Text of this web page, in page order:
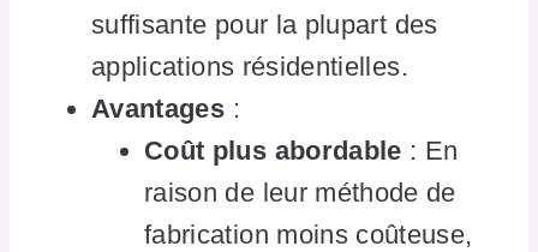
suffisante pour la plupart des
applications résidentielles.
Avantages :
Coût plus abordable : En
raison de leur méthode de
fabrication moins coûteuse,